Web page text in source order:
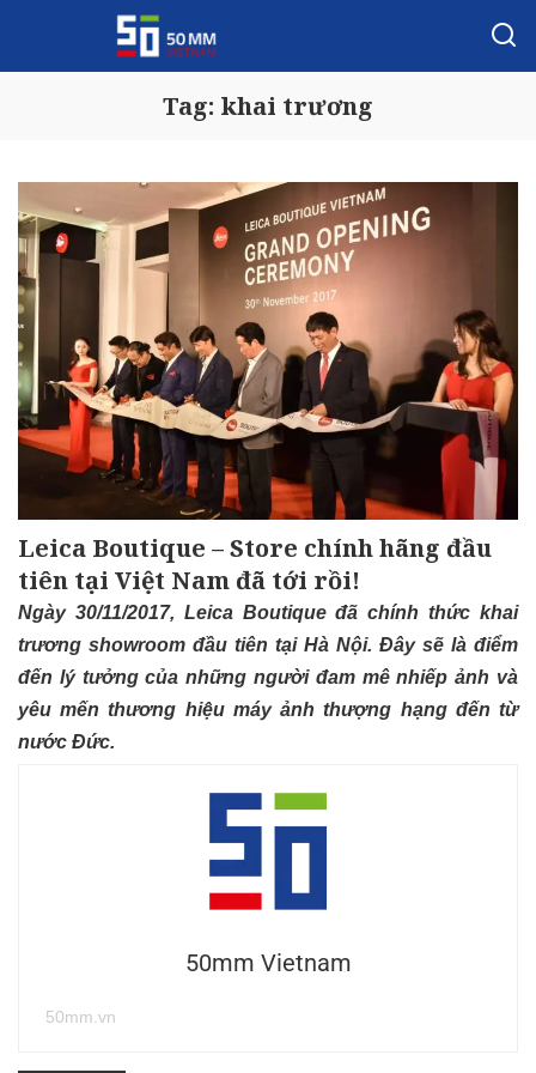
Tag: khai trương
Leica Boutique – Store chính hãng đầu
tiên tại Việt Nam đã tới rồi!
Ngày 30/11/2017, Leica Boutique đã chính thức khai
trương showroom đầu tiên tại Hà Nội. Đây sẽ là điểm
đến lý tưởng của những người đam mê nhiếp ảnh và
yêu mến thương hiệu máy ảnh thượng hạng đến từ
nước Đức.
50mm Vietnam
50mm.vn